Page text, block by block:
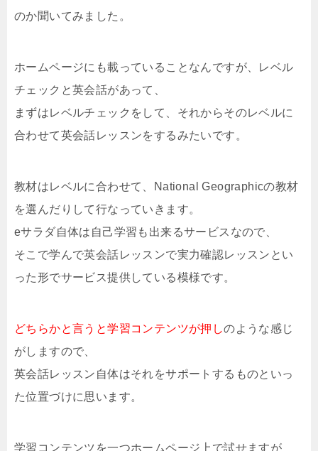
のか聞いてみました。
ホームページにも載っていることなんですが、レベル
チェックと英会話があって、
まずはレベルチェックをして、それからそのレベルに
合わせて英会話レッスンをするみたいです。
教材はレベルに合わせて、National Geographicの教材
を選んだりして行なっていきます。
eサラダ自体は自己学習も出来るサービスなので、
そこで学んで英会話レッスンで実力確認レッスンとい
った形でサービス提供している模様です。
どちらかと言うと学習コンテンツが押しのような感じ
がしますので、
英会話レッスン自体はそれをサポートするものといっ
た位置づけに思います。
学習コンテンツを一つホームページ上で試せますが